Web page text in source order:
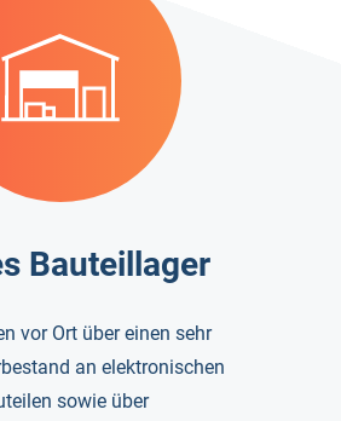
Bauteillager
vor Ort über einen sehr
an elektronischen
sowie über